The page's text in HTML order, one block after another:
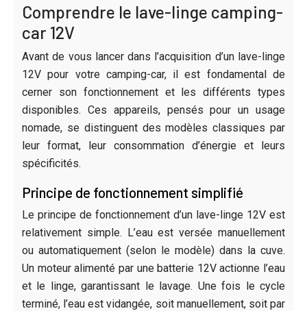
Comprendre le lave-linge camping-
car 12V
Avant de vous lancer dans l’acquisition d’un lave-linge
12V pour votre camping-car, il est fondamental de
cerner son fonctionnement et les différents types
disponibles. Ces appareils, pensés pour un usage
nomade, se distinguent des modèles classiques par
leur format, leur consommation d’énergie et leurs
spécificités.
Principe de fonctionnement simplifié
Le principe de fonctionnement d’un lave-linge 12V est
relativement simple. L’eau est versée manuellement
ou automatiquement (selon le modèle) dans la cuve.
Un moteur alimenté par une batterie 12V actionne l’eau
et le linge, garantissant le lavage. Une fois le cycle
terminé, l’eau est vidangée, soit manuellement, soit par